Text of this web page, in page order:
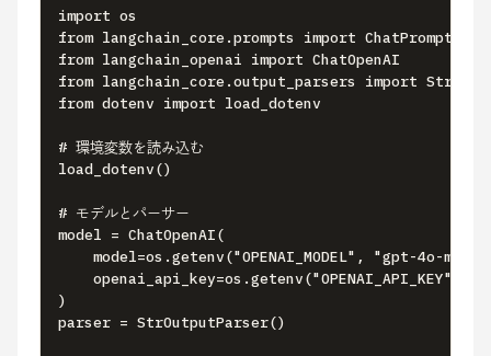
import os
from langchain_core.prompts import
from langchain_openai import ChatOpenAI
from langchain_core.output_parsers import
from dotenv import load_dotenv
# 環境変数を読み込む
load_dotenv()
# モデルとパーサー
model = ChatOpenAI(
model=os.getenv("OPENAI_MODEL", "gpt-4o-
    openai_api_key=os.getenv("OPENAI_API_KEY"),
)
parser = StrOutputParser()